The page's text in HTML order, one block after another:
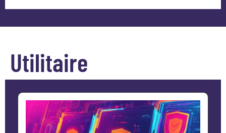
Utilitaire